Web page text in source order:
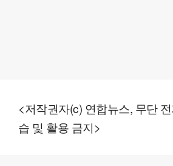
<저작권자(c) 연합뉴스, 무단
습 및 활용 금지>